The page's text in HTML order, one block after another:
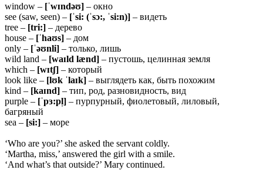
window – [ˈwɪndəʊ] – окно
see (saw, seen) – [ˈsi: (ˈsɔ:, ˈsi:n)] – видеть
tree – [tri:] – дерево
house – [ˈhaʊs] – дом
only – [ˈəʊnli] – только, лишь
wild land – [waɪld lænd] – пустошь, целинная земля
which – [wɪtʃ] – который
look like – [lʊk ˈlaɪk] – выглядеть как, быть похожим
kind – [kaɪnd] – тип, род, разновидность, вид
purple – [ˈpɜ:pl̩] – пурпурный, фиолетовый, лиловый,
багряный
sea – [si:] – море
‘Who are you?’ she asked the servant coldly.
‘Martha, miss,’ answered the girl with a smile.
‘And what’s that outside?’ Mary continued.